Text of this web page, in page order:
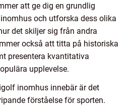
att ge dig en grundlig
och utforska dess olika
det skiljer sig från andra
också att titta på historiska
presentera kvantitativa
upplevelse.
inomhus innebär är det
förståelse för sporten.